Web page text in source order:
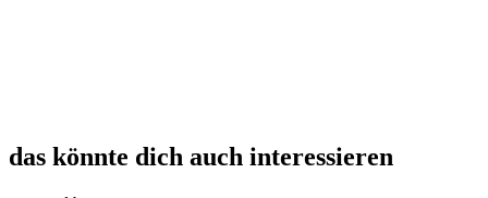
das könnte dich auch interessieren